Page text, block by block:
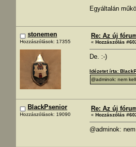
Egyáltalán
stonemen
Hozzászólások: 17355
Re: Az új
« Hozzászólás
De. :-)
Idézetet írta:
@adminok: nem
BlackPsenior
Hozzászólások: 19090
Re: Az új
« Hozzászólás
@adminok: